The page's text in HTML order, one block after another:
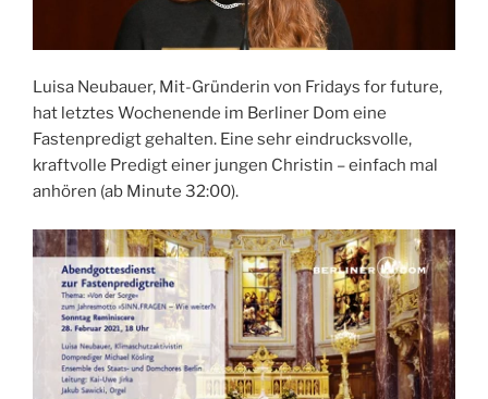
Luisa Neubauer, Mit-Gründerin von Fridays for future,
hat letztes Wochenende im Berliner Dom eine
Fastenpredigt gehalten. Eine sehr eindrucksvolle,
kraftvolle Predigt einer jungen Christin – einfach mal
anhören (ab Minute 32:00).